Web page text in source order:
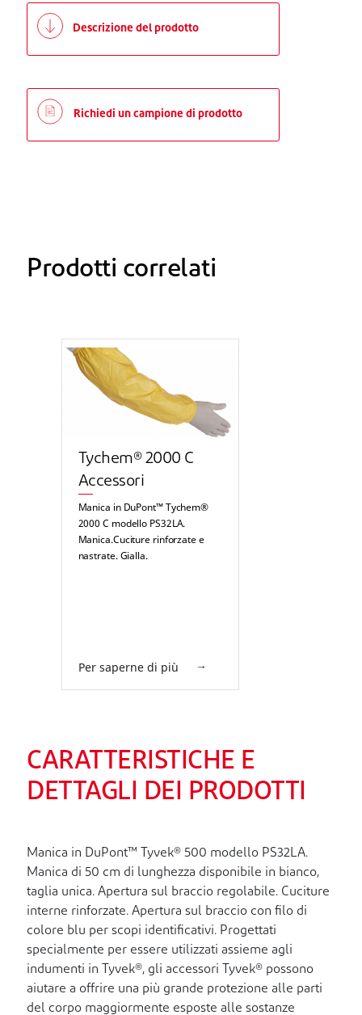
Descrizione del prodotto
Richiedi un campione di prodotto
Prodotti correlati
Tychem® 2000 C
Accessori
Manica in DuPont™ Tychem®
2000 C modello PS32LA.
Manica.Cuciture rinforzate e
nastrate. Gialla.
Per saperne di più
CARATTERISTICHE E
DETTAGLI DEI PRODOTTI
Manica in DuPont™ Tyvek® 500 modello PS32LA.
Manica di 50 cm di lunghezza disponibile in bianco,
taglia unica. Apertura sul braccio regolabile. Cuciture
interne rinforzate. Apertura sul braccio con filo di
colore blu per scopi identificativi. Progettati
specialmente per essere utilizzati assieme agli
indumenti in Tyvek®, gli accessori Tyvek® possono
aiutare a offrire una più grande protezione alle parti
del corpo maggiormente esposte alle sostanze